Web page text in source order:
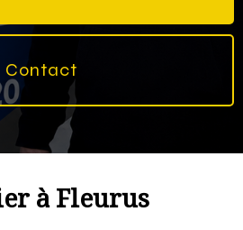
Contact
à Fleurus